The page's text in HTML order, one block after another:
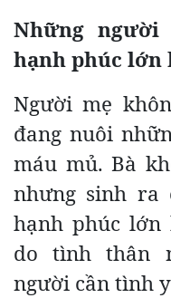
Những
hạnh phúc lớn
Người mẹ
đang nuôi
máu mủ. Bà
nhưng sinh ra
hạnh phúc lớn
do tình thân
người cần tình